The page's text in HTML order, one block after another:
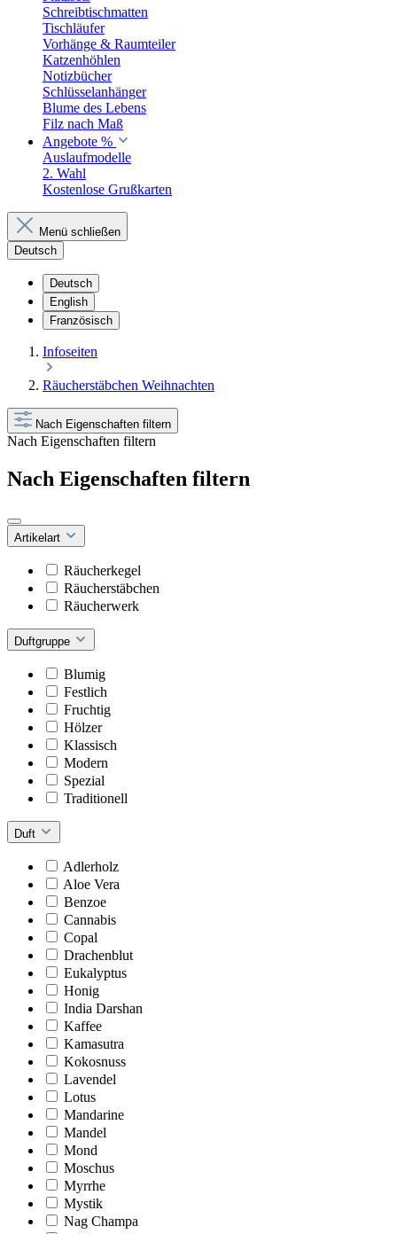
Schreibtischmatten
Tischläufer
Vorhänge & Raumteiler
Katzenhöhlen
Notizbücher
Schlüsselanhänger
Blume des Lebens
Filz nach Maß
Angebote %
Auslaufmodelle
2. Wahl
Kostenlose Grußkarten
Menü schließen
Deutsch
Deutsch
English
Französisch
Infoseiten
Räucherstäbchen Weihnachten
Nach Eigenschaften filtern
Nach Eigenschaften filtern
Nach Eigenschaften filtern
Artikelart
Räucherkegel
Räucherstäbchen
Räucherwerk
Duftgruppe
Blumig
Festlich
Fruchtig
Hölzer
Klassisch
Modern
Spezial
Traditionell
Duft
Adlerholz
Aloe Vera
Benzoe
Cannabis
Copal
Drachenblut
Eukalyptus
Honig
India Darshan
Kaffee
Kamasutra
Kokosnuss
Lavendel
Lotus
Mandarine
Mandel
Mond
Moschus
Myrrhe
Mystik
Nag Champa